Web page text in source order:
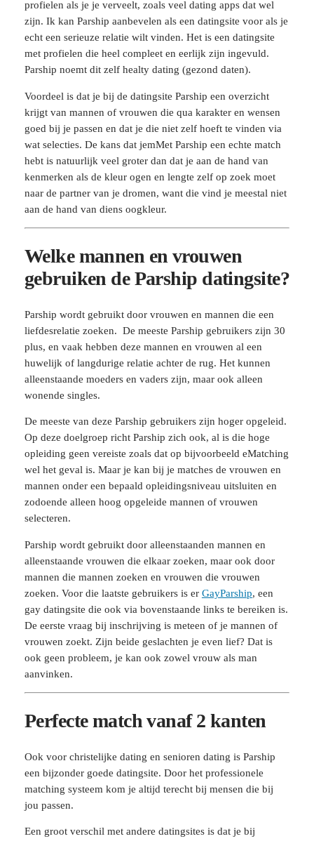
profielen als je je verveelt, zoals veel dating apps dat wel
zijn. Ik kan Parship aanbevelen als een datingsite voor als je
echt een serieuze relatie wilt vinden. Het is een datingsite
met profielen die heel compleet en eerlijk zijn ingevuld.
Parship noemt dit zelf healty dating (gezond daten).
Voordeel is dat je bij de datingsite Parship een overzicht
krijgt van mannen of vrouwen die qua karakter en wensen
goed bij je passen en dat je die niet zelf hoeft te vinden via
wat selecties. De kans dat jemMet Parship een echte match
hebt is natuurlijk veel groter dan dat je aan de hand van
kenmerken als de kleur ogen en lengte zelf op zoek moet
naar de partner van je dromen, want die vind je meestal niet
aan de hand van diens oogkleur.
Welke mannen en vrouwen
gebruiken de Parship datingsite?
Parship wordt gebruikt door vrouwen en mannen die een
liefdesrelatie zoeken. De meeste Parship gebruikers zijn 30
plus, en vaak hebben deze mannen en vrouwen al een
huwelijk of langdurige relatie achter de rug. Het kunnen
alleenstaande moeders en vaders zijn, maar ook alleen
wonende singles.
De meeste van deze Parship gebruikers zijn hoger opgeleid.
Op deze doelgroep richt Parship zich ook, al is die hoge
opleiding geen vereiste zoals dat op bijvoorbeeld eMatching
wel het geval is. Maar je kan bij je matches de vrouwen en
mannen onder een bepaald opleidingsniveau uitsluiten en
zodoende alleen hoog opgeleide mannen of vrouwen
selecteren.
Parship wordt gebruikt door alleenstaanden mannen en
alleenstaande vrouwen die elkaar zoeken, maar ook door
mannen die mannen zoeken en vrouwen die vrouwen
zoeken. Voor die laatste gebruikers is er GayParship, een
gay datingsite die ook via bovenstaande links te bereiken is.
De eerste vraag bij inschrijving is meteen of je mannen of
vrouwen zoekt. Zijn beide geslachten je even lief? Dat is
ook geen probleem, je kan ook zowel vrouw als man
aanvinken.
Perfecte match vanaf 2 kanten
Ook voor christelijke dating en senioren dating is Parship
een bijzonder goede datingsite. Door het professionele
matching systeem kom je altijd terecht bij mensen die bij
jou passen.
Een groot verschil met andere datingsites is dat je bij